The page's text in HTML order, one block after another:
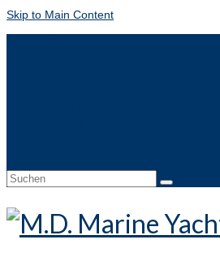
Skip to Main Content
Suche